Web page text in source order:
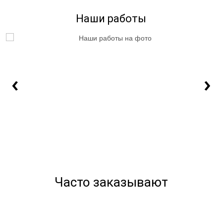
Наши работы
‹ ›
Часто заказывают